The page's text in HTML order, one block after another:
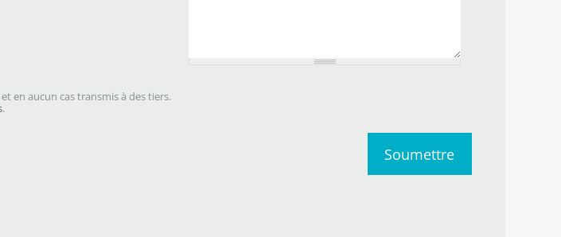
en aucun cas transmis à des tiers.
.